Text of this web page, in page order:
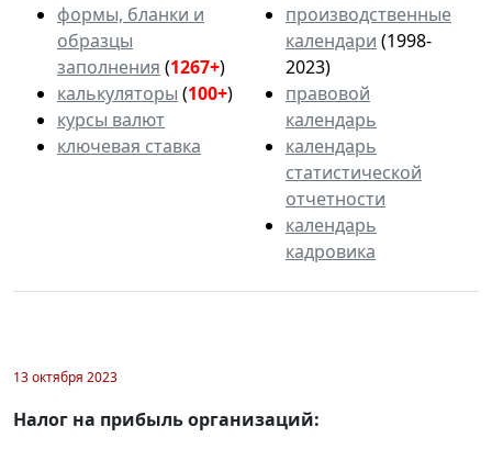
формы, бланки и
образцы
заполнения (1267+)
калькуляторы (100+)
курсы валют
ключевая ставка
производственные
календари (1998-
2023)
правовой
календарь
календарь
статистической
отчетности
календарь
кадровика
13 октября 2023
Налог на прибыль организаций: